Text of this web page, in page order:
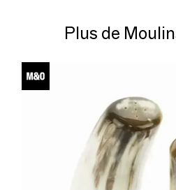
Plus de